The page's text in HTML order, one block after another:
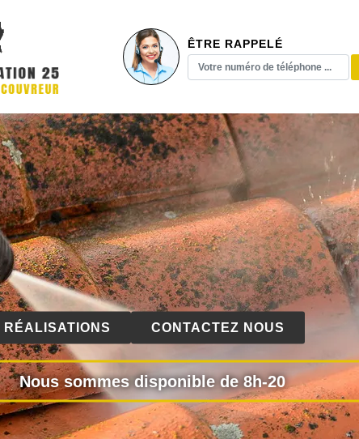
ÊTRE RAPPELÉ
RÉALISATIONS CONTACTEZ NOUS
Nous sommes disponible de 8h-20